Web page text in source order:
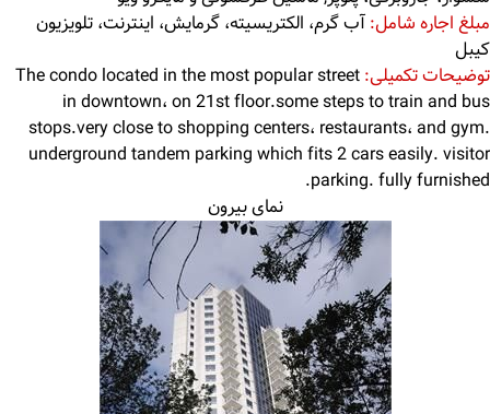
مبلغ اجاره شامل:آب گرم، الکتریسیته، گرمایش، اینترنت، تلویزیون
کیبل
توضیحات تکمیلی:The condo located in the most popular street
in downtown، on 21st floor.some steps to train and bus
stops.very close to shopping centers، restaurants، and gym.
underground tandem parking which fits 2 cars easily. visitor
parking. fully furnished.
نمای بیرون